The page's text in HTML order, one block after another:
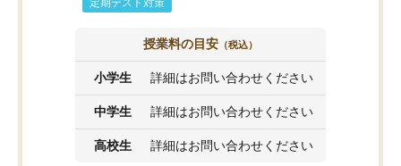
授業料の目安 （税込）
小学生 詳細はお問い合わせください
中学生 詳細はお問い合わせください
高校生 詳細はお問い合わせください